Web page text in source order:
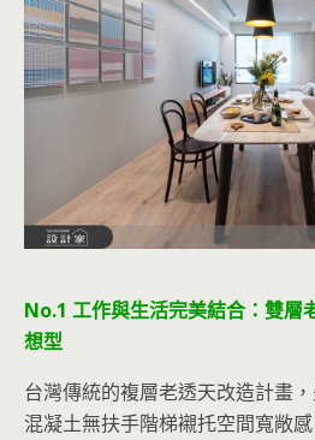
No.1 工作與生活完美結合：雙層
想型
台灣傳統的複層老透天改造計畫
混凝土無扶手階梯襯托空間寬敞